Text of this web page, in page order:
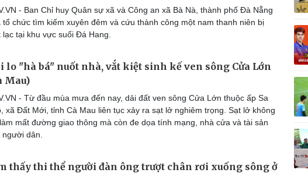
đá
ảnh
Giải trí
Sao Việt
Du lịch
check-in
- Ban Chỉ huy Quân sự xã và Công an xã Bà Nà, thành phố Đà Nẵng
tổ chức tìm kiếm xuyên đêm và cứu thành công một nam thanh niên bị
lạc tại khu vực suối Đá Hang.
lo "hà bá" nuốt nhà, vắt kiệt sinh kế ven sông Cửa Lớn
Mau)
- Từ đầu mùa mưa đến nay, dải đất ven sông Cửa Lớn thuộc ấp Sa
xã Đất Mới, tỉnh Cà Mau liên tục xảy ra sạt lở nghiêm trọng. Sạt lở không
mất đường giao thông mà còn đe dọa tính mạng, nhà cửa và tài sản
người dân.
thấy thi thể người đàn ông trượt chân rơi xuống sông ở